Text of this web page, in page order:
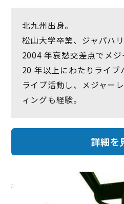
北九州出身。
松山大学卒業、ジャパハ
2004 年哀愁交差点でメジ
20 年以上にわたりライブ
ライブ活動し、メジャー
ィングも経験。
詳細を